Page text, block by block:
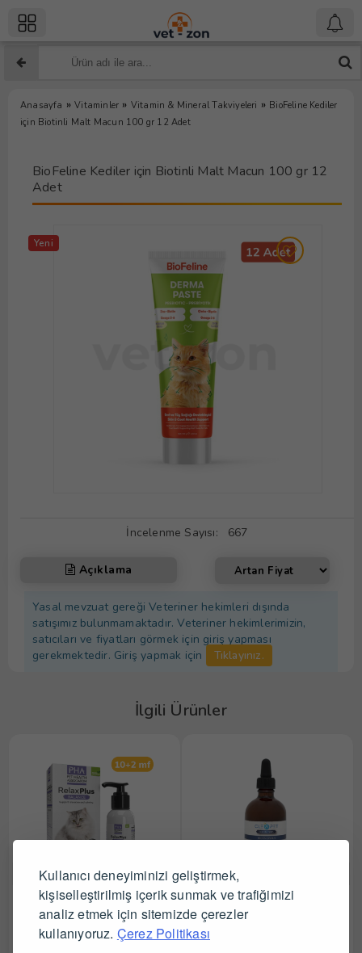
Kullanıcı deneyiminizi geliştirmek,
kişiselleştirilmiş içerik sunmak ve trafiğimizi
analiz etmek için sitemizde çerezler
kullanıyoruz. Çerez Politikası
Anasayfa » Vitaminler » Vitamin & Mineral Takviyeleri » BioFeline Kediler
için Biotinli Malt Macun 100 gr 12 Adet
BioFeline Kediler için Biotinli Malt Macun 100 gr 12
Adet
Yeni
İncelenme Sayısı: 667
Açıklama
Yasal mevzuat gereği Veteriner hekimleri dışında
satışımız bulunmamaktadır. Veteriner hekimlerimizin,
satıcıları ve fiyatları görmek için giriş yapması
gerekmektedir. Giriş yapmak için
Tıklayınız.
İlgili Ürünler
PHA RelaxPlus Balance
(Kediler için sakinleştirici)
100 ml 10+2 MF
Tüm Satıcıları Gör
Cleapet Biotin Damla 100